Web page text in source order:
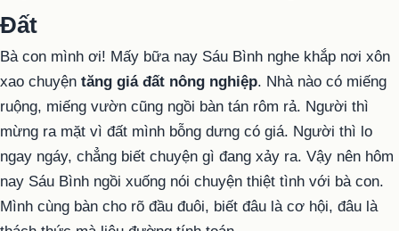
Đất
Bà con mình ơi! Mấy bữa nay Sáu Bình nghe khắp nơi xôn
xao chuyện tăng giá đất nông nghiệp. Nhà nào có miếng
ruộng, miếng vườn cũng ngồi bàn tán rôm rả. Người thì
mừng ra mặt vì đất mình bỗng dưng có giá. Người thì lo
ngay ngáy, chẳng biết chuyện gì đang xảy ra. Vậy nên hôm
nay Sáu Bình ngồi xuống nói chuyện thiệt tình với bà con.
Mình cùng bàn cho rõ đầu đuôi, biết đâu là cơ hội, đâu là